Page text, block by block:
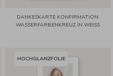
DANKESKARTE KONFIRMATION:
WASSERFARBENKREUZ IN WEISS
HOCHGLANZFOLIE